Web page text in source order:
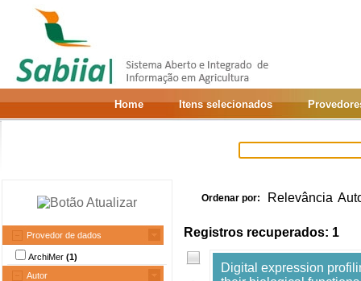
Home Itens selecionados
Provedor de dados
ArchiMer (1)
Autor
Ordenar por: Relevância
Registros recuperados: 1
Digital expression